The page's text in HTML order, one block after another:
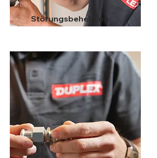
Störungsbehebung